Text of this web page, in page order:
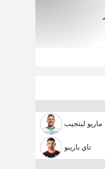
ماريو ليتجيب
تاي باريبو